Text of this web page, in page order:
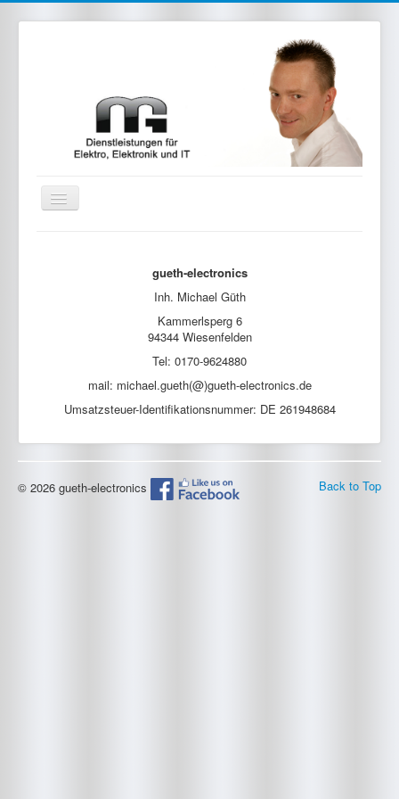
Toggle
Navigation
Elektro / Elektronik / IT
Projektdienstleistung
gueth-electronics
Inh. Michael Güth
Kammerlsperg 6
94344 Wiesenfelden
Tel: 0170-9624880
mail: michael.gueth(@)gueth-electronics.de
Umsatzsteuer-Identifikationsnummer: DE 261948684
Back to Top
© 2026 gueth-electronics